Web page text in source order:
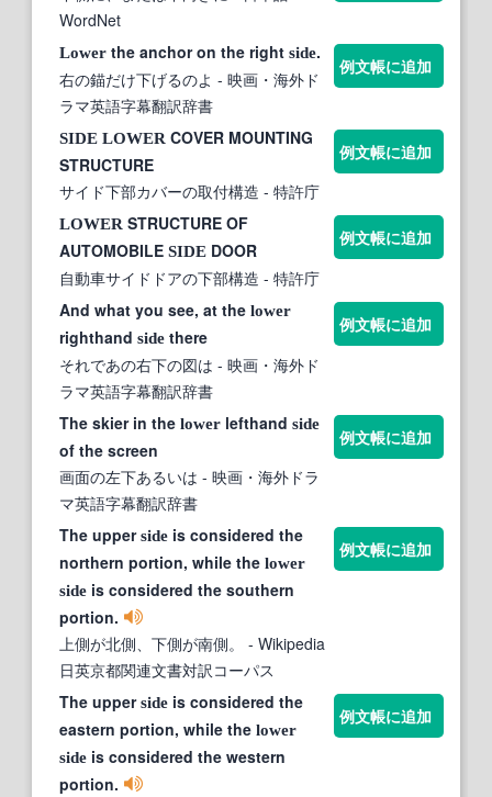
WordNet
Lower the anchor on the right side.
右の錨だけ下げるのよ - 映画・海外ド
ラマ英語字幕翻訳辞書
例文帳に追加
SIDE LOWER COVER MOUNTING
STRUCTURE
サイド下部カバーの取付構造 - 特許庁
例文帳に追加
LOWER STRUCTURE OF
AUTOMOBILE SIDE DOOR
自動車サイドドアの下部構造 - 特許庁
例文帳に追加
And what you see, at the lower
righthand side there
それであの右下の図は - 映画・海外ド
ラマ英語字幕翻訳辞書
例文帳に追加
The skier in the lower lefthand side
of the screen
画面の左下あるいは - 映画・海外ドラ
マ英語字幕翻訳辞書
例文帳に追加
The upperside is considered the
northern portion, while the lower
side is considered the southern
portion.
上側が北側、下側が南側。
- Wikipedia
日英京都関連文書対訳コーパス
例文帳に追加
The upperside is considered the
eastern portion, while the lower
side is considered the western
portion.
例文帳に追加